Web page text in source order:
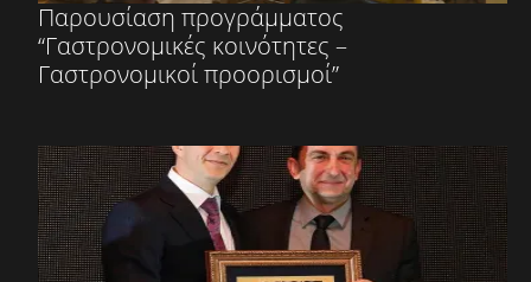
Παρουσίαση προγράμματος
“Γαστρονομικές κοινότητες –
Γαστρονομικοί προορισμοί”